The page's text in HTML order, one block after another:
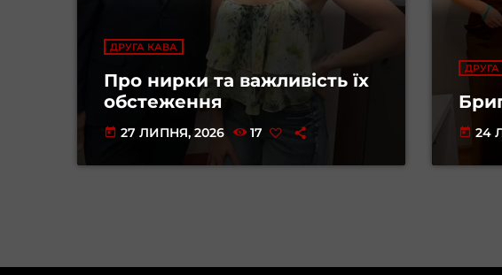
ДРУГА КАВА
Про нирки та важливість їх
обстеження
today 27 ЛИПНЯ, 2026 17 today 24